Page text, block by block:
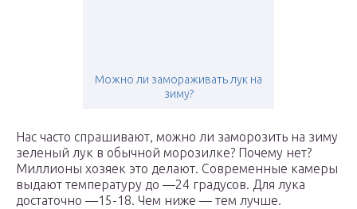
Можно ли замораживать лук на
зиму?
Нас часто спрашивают, можно ли заморозить на зиму
зеленый лук в обычной морозилке? Почему нет?
Миллионы хозяек это делают. Современные камеры
выдают температуру до —24 градусов. Для лука
достаточно —15-18. Чем ниже — тем лучше.